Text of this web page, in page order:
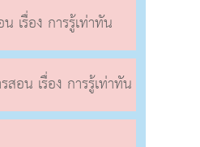
เรื่อง การรู้เท่าทัน
อน เรื่อง การรู้เท่าทัน